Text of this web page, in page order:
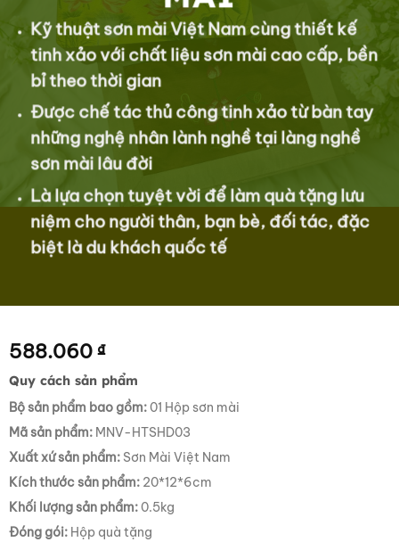
Kỹ thuật sơn mài Việt Nam cùng thiết kế
tinh xảo với chất liệu sơn mài cao cấp, bền
bỉ theo thời gian
Được chế tác thủ công tinh xảo từ bàn tay
những nghệ nhân lành nghề tại làng nghề
sơn mài lâu đời
Là lựa chọn tuyệt vời để làm quà tặng lưu
niệm cho người thân, bạn bè, đối tác, đặc
biệt là du khách quốc tế
588.060 ₫
Quy cách sản phẩm
Bộ sản phẩm bao gồm:01 Hộp sơn mài
Mã sản phẩm: MNV-HTSHD03
Xuất xứ sản phẩm: Sơn Mài Việt Nam
Kích thước sản phẩm: 20*12*6cm
Khối lượng sản phẩm:0.5kg
Đóng gói: Hộp quà tặng